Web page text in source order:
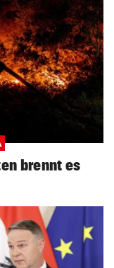
brennt es